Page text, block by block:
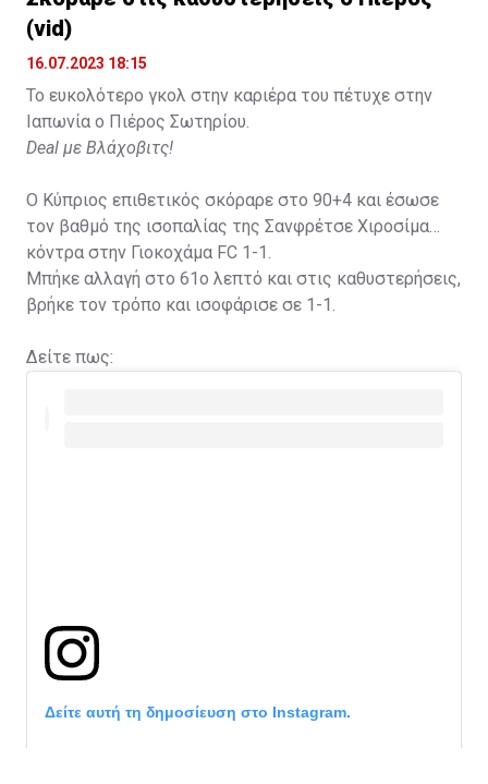
(vid)
16.07.2023 18:15
Το ευκολότερο γκολ στην καριέρα του πέτυχε στην
Ιαπωνία ο Πιέρος Σωτηρίου.
Deal με Βλάχοβιτς!
Ο Κύπριος επιθετικός σκόραρε στο 90+4 και έσωσε
τον βαθμό της ισοπαλίας της Σανφρέτσε Χιροσίμα
κόντρα στην Γιοκοχάμα FC 1-1.
Μπήκε αλλαγή στο 61ο λεπτό και στις καθυστερήσεις,
βρήκε τον τρόπο και ισοφάρισε σε 1-1.
Δείτε πως:
Δείτε αυτή τη δημοσίευση στο Instagram.